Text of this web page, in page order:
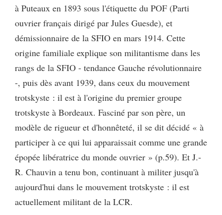
à Puteaux en 1893 sous l'étiquette du POF (Parti
ouvrier français dirigé par Jules Guesde), et
démissionnaire de la SFIO en mars 1914. Cette
origine familiale explique son militantisme dans les
rangs de la SFIO - tendance Gauche révolutionnaire
-, puis dès avant 1939, dans ceux du mouvement
trotskyste : il est à l'origine du premier groupe
trotskyste à Bordeaux. Fasciné par son père, un
modèle de rigueur et d'honnêteté, il se dit décidé « à
participer à ce qui lui apparaissait comme une grande
épopée libératrice du monde ouvrier » (p.59). Et J.-
R. Chauvin a tenu bon, continuant à militer jusqu'à
aujourd'hui dans le mouvement trotskyste : il est
actuellement militant de la LCR.